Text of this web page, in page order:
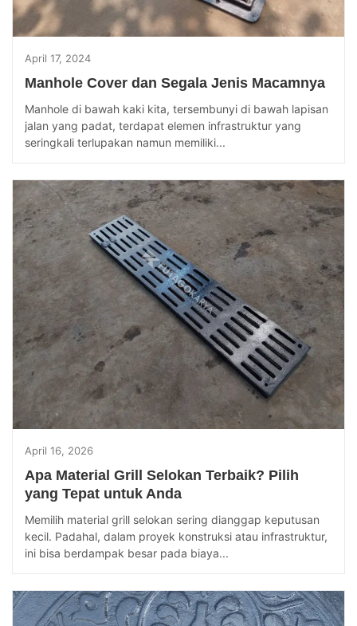
April 17, 2024
Manhole Cover dan Segala Jenis Macamnya
Manhole di bawah kaki kita, tersembunyi di bawah lapisan
jalan yang padat, terdapat elemen infrastruktur yang
seringkali terlupakan namun memiliki...
April 16, 2026
Apa Material Grill Selokan Terbaik? Pilih
yang Tepat untuk Anda
Memilih material grill selokan sering dianggap keputusan
kecil. Padahal, dalam proyek konstruksi atau infrastruktur,
ini bisa berdampak besar pada biaya...